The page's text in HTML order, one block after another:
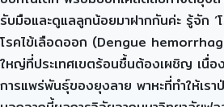
รับมือและดูแลลูกน้อยมาฝากกันค่ะ รู้จัก ‘
โรคไข้เลือดออก (Dengue
ใหญ่ที่ประเทศเขตร้อนชื้นต้องเผชิญ เนื่อ
การแพร่พันธุ์ของยุงลาย พาหะที่ทำให้เรา